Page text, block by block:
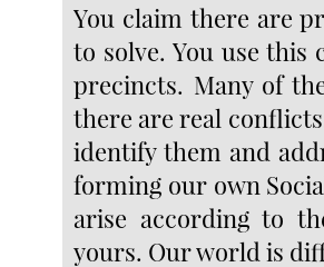
You claim there are
to solve. You use this
precincts. Many of
there are real
identify them and
forming our own
arise according to
yours. Our world is